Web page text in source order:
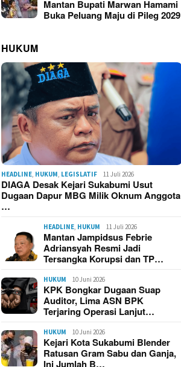
Mantan Bupati Marwan Hamami
Buka Peluang Maju di Pileg 2029
HUKUM
HEADLINE, HUKUM, LEGISLATIF 11 Juli 2026
DIAGA Desak Kejari Sukabumi Usut
Dugaan Dapur MBG Milik Oknum Anggota
…
HEADLINE, HUKUM 11 Juli 2026
Mantan Jampidsus Febrie
Adriansyah Resmi Jadi
Tersangka Korupsi dan TP…
HUKUM 10 Juni 2026
KPK Bongkar Dugaan Suap
Auditor, Lima ASN BPK
Terjaring Operasi Lanjut…
HUKUM 10 Juni 2026
Kejari Kota Sukabumi Blender
Ratusan Gram Sabu dan Ganja,
Ini Jumlah B…